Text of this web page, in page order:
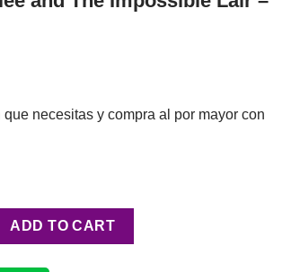
necesitas y compra al por mayor con
The Impossible Lair - Latam quantity
ADD TO CART